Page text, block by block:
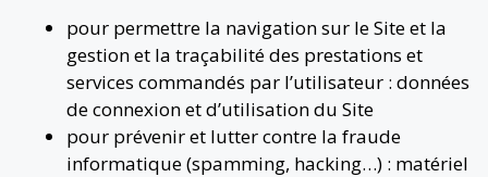
pour permettre la navigation sur le Site et la
gestion et la traçabilité des prestations et
services commandés par l’utilisateur : données
de connexion et d’utilisation du Site
pour prévenir et lutter contre la fraude
informatique (spamming, hacking…) : matériel